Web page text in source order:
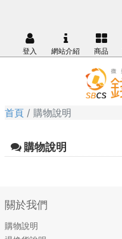
登入 網站介紹 商品
首頁 購物說明
購物說明
關於我們
購物說明